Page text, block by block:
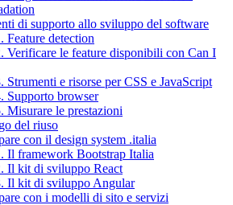
di supporto allo sviluppo del software
Feature detection
Verificare le feature disponibili con Can I
Strumenti e risorse per CSS e JavaScript
Supporto browser
Misurare le prestazioni
del riuso
con il design system .italia
Il framework Bootstrap Italia
Il kit di sviluppo React
Il kit di sviluppo Angular
con i modelli di sito e servizi